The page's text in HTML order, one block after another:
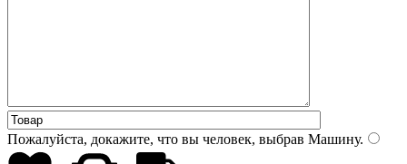
Пожалуйста, докажите, что вы человек, выбрав Машину.